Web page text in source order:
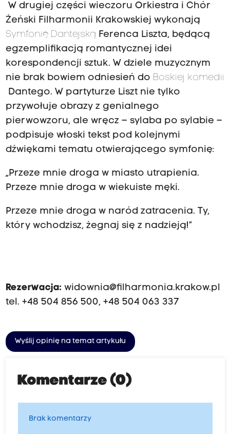
W drugiej części wieczoru Orkiestra i Chór
Żeński Filharmonii Krakowskiej wykonają
Symfonię Dantejską Ferenca Liszta, będącą
egzemplifikacją romantycznej idei
korespondencji sztuk. W dziele muzycznym
nie brak bowiem odniesień do Boskiej komedii
Dantego. W partyturze Liszt nie tylko
przywołuje obrazy z genialnego
pierwowzoru, ale wręcz – sylaba po sylabie –
podpisuje włoski tekst pod kolejnymi
dźwiękami tematu otwierającego symfonię:
„Przeze mnie droga w miasto utrapienia.
Przeze mnie droga w wiekuiste męki.
Przeze mnie droga w naród zatracenia. Ty,
który wchodzisz, żegnaj się z nadzieją!”
Rezerwacja: widownia@filharmonia.krakow.pl
tel. +48 504 856 500, +48 504 063 337
Wyślij opinię na temat artykułu
Komentarze (0)
Brak komentarzy